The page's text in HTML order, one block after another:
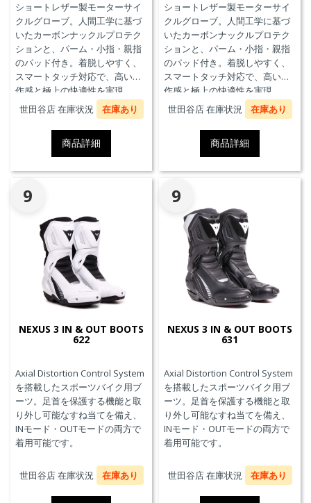
ショートレザー製モーターサイ
クルグローブ。人間工学に基づ
いたカーボンナックルプロテク
ションと、パーム・小指・親指
のパッド付き。着脱しやすく、
スマートタッチ対応で、高い操
作感と極上の快適性を実現。
世田谷店 在庫状況
在庫あり
商品詳細
ショートレザー製モーターサイ
クルグローブ。人間工学に基づ
いたカーボンナックルプロテク
ションと、パーム・小指・親指
のパッド付き。着脱しやすく、
スマートタッチ対応で、高い操
作感と極上の快適性を実現。
世田谷店 在庫状況
在庫あり
商品詳細
9
NEXUS 3 IN & OUT BOOTS
622
Axial Distortion Control System
を搭載したスポーツバイク用ブ
ーツ。足首を保護する機能と取
り外し可能なすね当てを備え、
INモード・OUTモードの両方で
着用可能です。
世田谷店 在庫状況 在庫あり
9
NEXUS 3 IN & OUT BOOTS
631
Axial Distortion Control System
を搭載したスポーツバイク用ブ
ーツ。足首を保護する機能と取
り外し可能なすね当てを備え、
INモード・OUTモードの両方で
着用可能です。
世田谷店 在庫状況 在庫あり